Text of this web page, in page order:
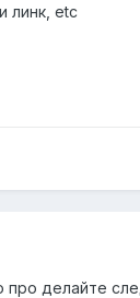
линк, etc
про делайте